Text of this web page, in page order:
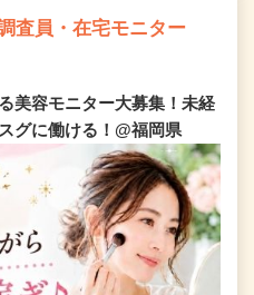
査員・在宅モニター
美容モニター大募集！未経
グに働ける！@福岡県